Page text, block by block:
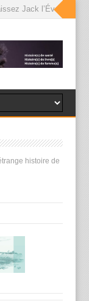
Jack l’Éventreur,
histoire de